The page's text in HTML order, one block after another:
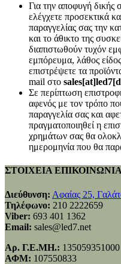
Για την αποφυγή δικής
ελέγχετε προσεκτικά
παραγγελίας σας την
και το άθικτο της
διαπιστωθούν τυχόν
εμπόρευμα, λάθος
επιστρέψετε τα
mail στο
Σε περίπτωση
αφενός με τον τρόπο
παραγγελία σας και
πραγματοποιηθεί η
χρημάτων σας θα
ημερομηνία που θα
ΣΤΟΙΧΕΙΑ
Διεύθυνση: Αφαίας 25,
Τηλέφωνο: 210 2222659
Viber: 693 401 1362
Email: sales@led7.net
Αρ. Γ.Ε.ΜΗ.: 135059351000
ΑΦΜ: 107550833